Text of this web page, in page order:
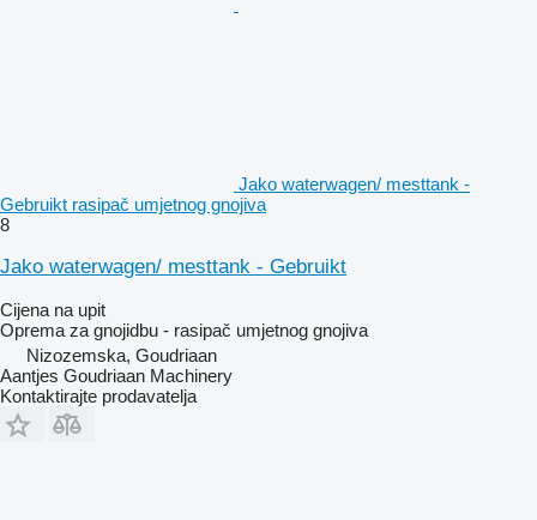
Jako waterwagen/ mesttank -
Gebruikt rasipač umjetnog gnojiva
8
Jako waterwagen/ mesttank - Gebruikt
Cijena na upit
Oprema za gnojidbu - rasipač umjetnog gnojiva
Nizozemska, Goudriaan
Aantjes Goudriaan Machinery
Kontaktirajte prodavatelja